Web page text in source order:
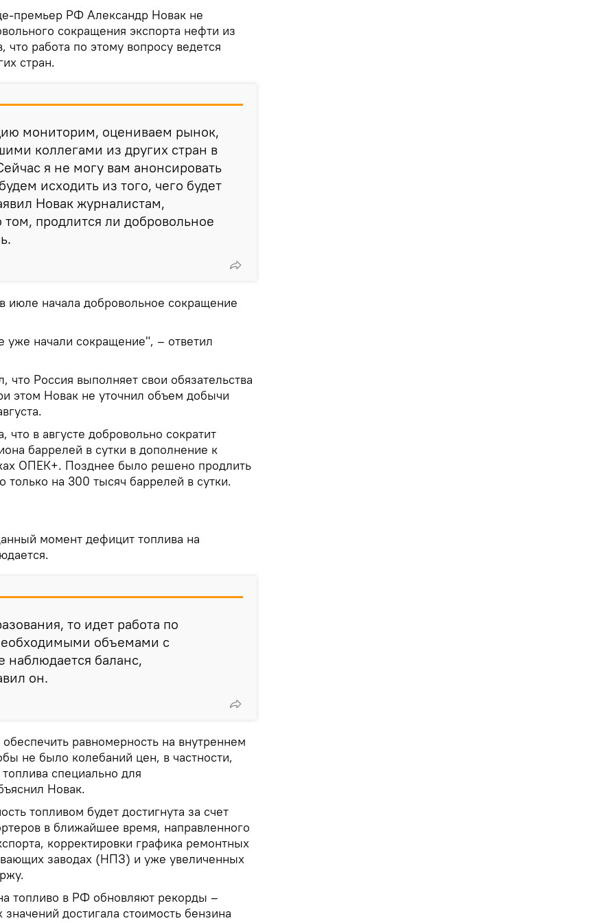
премьер РФ Александр Новак не
сокращения экспорта нефти из
что работа по этому вопросу ведется
стран.
мониторим, оцениваем рынок,
коллегами из других стран в
я не могу вам анонсировать
исходить из того, чего будет
Новак журналистам,
продлится ли добровольное
июле начала добровольное сокращение
начали сокращение", – ответил
что Россия выполняет свои обязательства
этом Новак не уточнил объем добычи
что в августе добровольно сократит
баррелей в сутки в дополнение к
ОПЕК+. Позднее было решено продлить
только на 300 тысяч баррелей в сутки.
момент дефицит топлива на
то идет работа по
объемами с
баланс,
он.
равномерность на внутреннем
не было колебаний цен, в частности,
специально для
Новак.
топливом будет достигнута за счет
в ближайшее время, направленного
корректировки графика ремонтных
заводах (НПЗ) и уже увеличенных
топливо в РФ обновляют рекорды –
достигала стоимость бензина